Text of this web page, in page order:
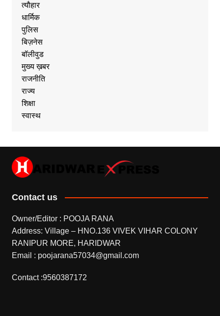
त्यौहार
धार्मिक
पुलिस
बिज़नेस
बॉलीवुड
मुख्य ख़बर
राजनीति
राज्य
शिक्षा
स्वास्थ
Contact us
Owner/Editor : POOJA RANA
Address: Village – HNO.136 VIVEK VIHAR COLONY
RANIPUR MORE, HARIDWAR
Email : poojarana57034@gmail.com
Contact :9560387172